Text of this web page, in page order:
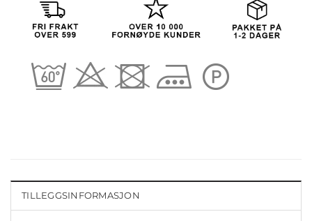
TILLEGGSINFORMASJON